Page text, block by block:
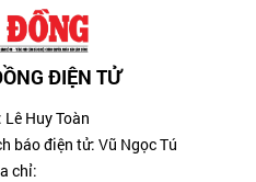
ĐIỆN TỬ
Huy Toàn
báo điện tử: Vũ Ngọc Tú
chỉ: